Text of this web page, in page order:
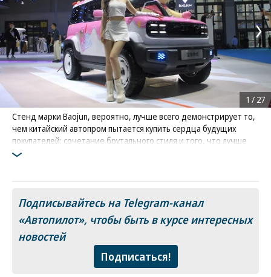
Стенд марки Baojun, вероятно, лучше всего демонстрирует то,
чем китайский автопром пытается купить сердца будущих
покупателей: сочетание брутального стиля и того, что лучше
всего характеризует слово «милота»
1 / 27
Подписывайтесь на Telegram-канал
«Автопилот», чтобы быть в курсе интересных
новостей
Подписаться!